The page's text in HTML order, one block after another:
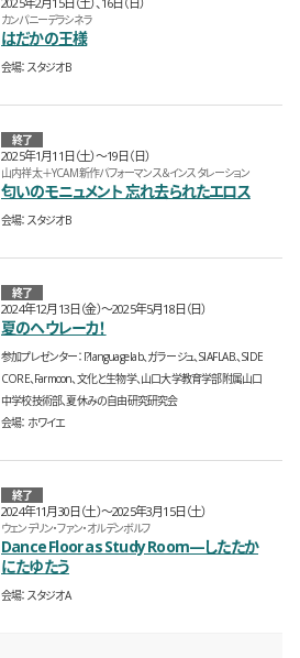
カンパニーデラシネラ
はだかの王様
会場 スタジオB
2025年1月11日（土）〜19日（日）
終了
山内祥太＋YCAM 新作パフォーマンス＆インスタレーション
匂いのモニュメント 忘れ去られたエロス
会場 スタジオB
2024年12月13日（金）〜2025年5月18日（日）
終了
夏のヘウレーカ！
参加プレゼンター I?language lab、ガラージュ、SIAF LAB.、SIDE
CORE、Farmoon、文化と生物学、山口大学教育学部附属山口
中学校技術部、夏休みの自由研究研究会
会場 ホワイエ
2024年11月30日（土）〜2025年3月15日（土）
終了
ウェンデリン・ファン・オルデンボルフ
Dance Floor as Study Room—したたか
にたゆたう
会場 スタジオA